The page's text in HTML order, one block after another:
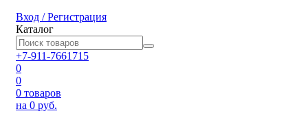
Вход / Регистрация
Каталог
+7-911-7661715
0
0
0 товаров
на 0 руб.